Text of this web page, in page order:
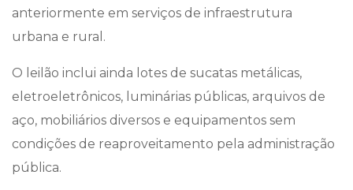
anteriormente em serviços de infraestrutura
urbana e rural.
O leilão inclui ainda lotes de sucatas metálicas,
eletroeletrônicos, luminárias públicas, arquivos de
aço, mobiliários diversos e equipamentos sem
condições de reaproveitamento pela administração
pública.